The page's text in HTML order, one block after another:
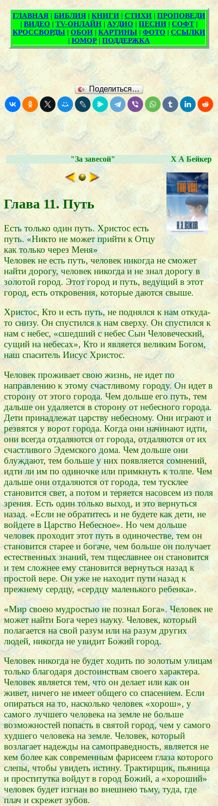
Поделиться…
"За завесой" Х А Бейкер
Глава 11. Путь
Есть только один путь. Христос есть
путь. «Никто не может прийти к Отцу
как только через Меня»
Человек не есть путь, человек никогда не сможет
найти дорогу, человек никогда и не знал дорогу в
золотой город. Этот город и путь, ведущий в этот
город, есть откровения, которые даются свыше.
Христос, Кто и есть путь, не поднялся к нам откуда-
то снизу. Он спустился к нам сверху. Он спустился к
нам с небес, «сшедший с небес Сын Человеческий,
сущий на небесах», Кто и является великим Богом,
наш спаситель Иисус Христос.
Человек проживает свою жизнь, не идет по
направлению к этому счастливому городу. Он идет в
сторону от этого города. Чем дольше его путь, тем
дальше он удаляется в сторону от небесного города.
Дети принадлежат царству небесному. Они играют и
резвятся у ворот города. Когда они начинают идти,
они всегда отдаляются от города, отдаляются от их
счастливого Эдемского дома. Чем дольше они
блуждают, тем больше у них появляется сомнений,
идти ли им по одиночке или примкнуть к толпе. Чем
дальше они отдаляются от города, тем тусклее
становится свет, а потом и теряется насовсем из поля
зрения. Есть один только выход, и это вернуться
назад. «Если не обратитесь и не будете как дети, не
войдете в Царство Небесное». Но чем дольше
человек проходит этот путь в одиночестве, тем он
становится старее и богаче, чем больше он получает
естественных знаний, тем тщеславнее он становится
и тем сложнее ему становится вернуться назад к
простой вере. Он уже не находит пути назад к
прежнему сердцу, «сердцу маленького ребенка».
«Мир своею мудростью не познал Бога». Человек не
может найти Бога через науку. Человек, который
полагается на свой разум или на разум других
людей, никогда не увидит Божий город.
Человек никогда не будет ходить по золотым улицам
только благодаря достоинствам своего характера.
Человек является тем, что он делает или как он
живет, ничего не имеет общего со спасением. Если
опираться на то, насколько человек «хорош», у
самого лучшего человека на земле не больше
возможностей попасть в святой город, чем у самого
худшего человека на земле. Человек, который
возлагает надежды на самоправедность, является не
кем более как современным фарисеем глаза которого
слепы, чтобы увидеть истину. Трактирщик, пьяница
и проститутка войдут в город Божий, а «хороший»
человек будет изгнан во внешнею тьму, туда, где
плач и скрежет зубов.